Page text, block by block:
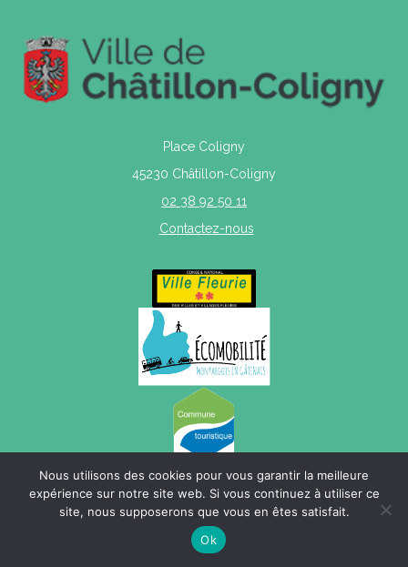
Place Coligny
45230 Châtillon-Coligny
02 38 92 50 11
Contactez-nous
Mentions légales| Politique de confidentialité | Plan du site
Nous utilisons des cookies pour vous garantir la meilleure
expérience sur notre site web. Si vous continuez à utiliser ce
site, nous supposerons que vous en êtes satisfait.
Ok